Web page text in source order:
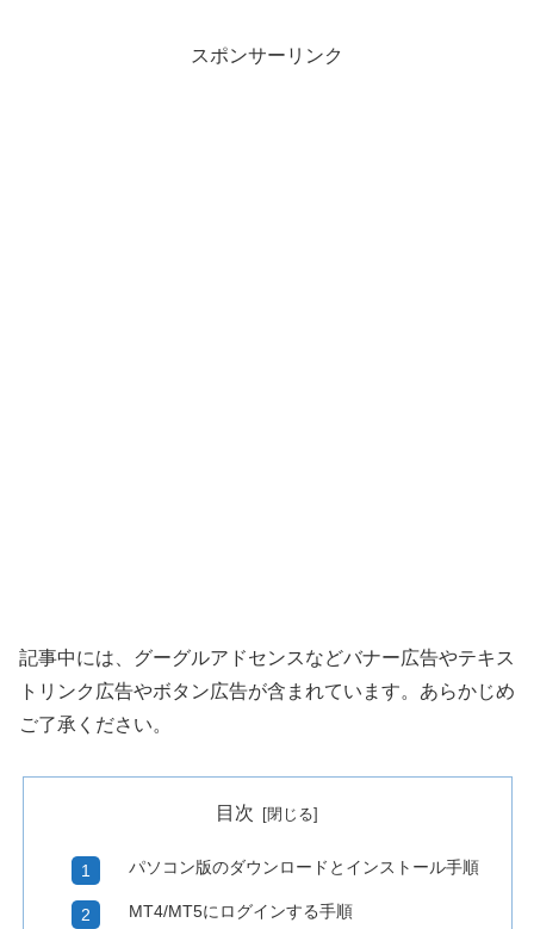
スポンサーリンク
記事中には、グーグルアドセンスなどバナー広告やテキス
トリンク広告やボタン広告が含まれています。あらかじめ
ご了承ください。
目次
パソコン版のダウンロードとインストール手順
MT4/MT5にログインする手順